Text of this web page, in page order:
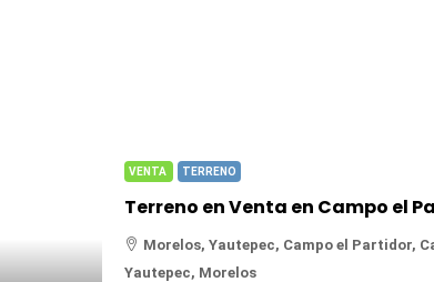
VENTA TERRENO
Morelos, Yautepec, Campo el Partidor,
Yautepec, Morelos